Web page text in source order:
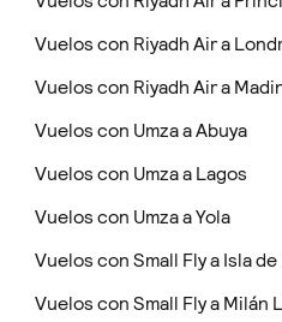
Vuelos con Riyadh Air a
Vuelos con Riyadh Air a
Vuelos con Umza a Abuya
Vuelos con Umza a Lagos
Vuelos con Umza a Yola
Vuelos con Small Fly a Isla de
Vuelos con Small Fly a Milán